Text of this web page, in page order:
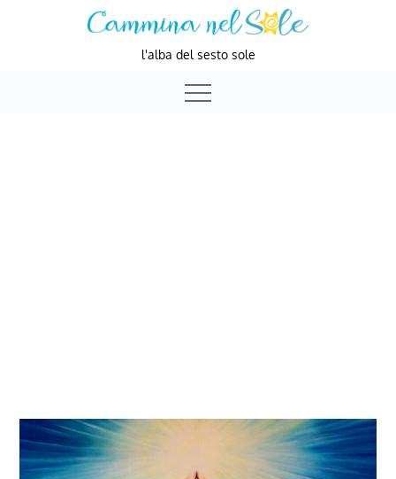
l'alba del sesto sole